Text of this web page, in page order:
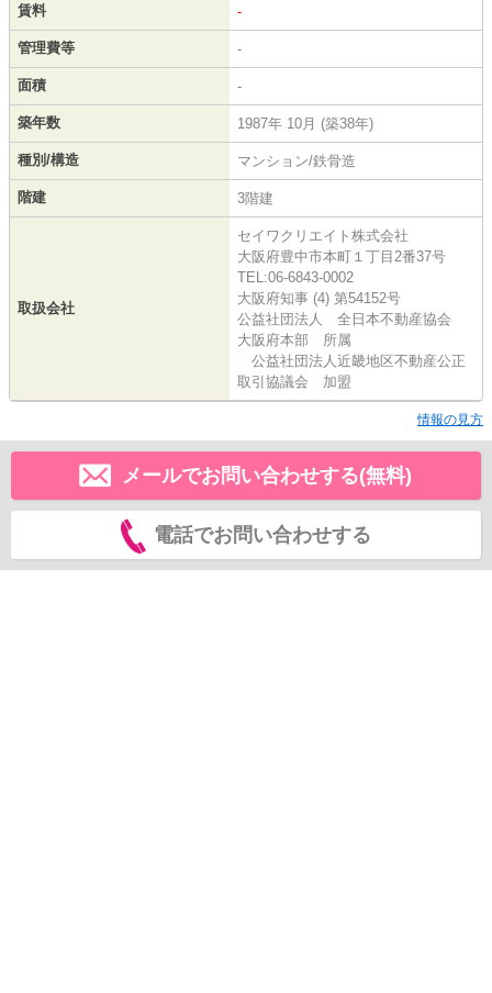
賃料 -
管理費等 -
面積 -
築年数 1987年 10月 (築38年)
種別/構造 マンション/鉄骨造
階建 3階建
取扱会社
セイワクリエイト株式会社
大阪府豊中市本町１丁目2番37号
TEL:06-6843-0002
大阪府知事 (4) 第54152号
公益社団法人 全日本不動産協会
大阪府本部 所属
公益社団法人近畿地区不動産公正
取引協議会 加盟
情報の見方
メールでお問い合わせする(無料)
電話でお問い合わせする